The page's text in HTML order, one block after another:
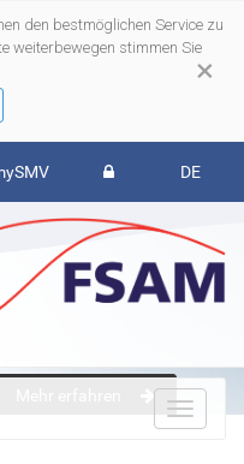
×
den bestmöglichen Service zu
weiterbewegen stimmen Sie
DE